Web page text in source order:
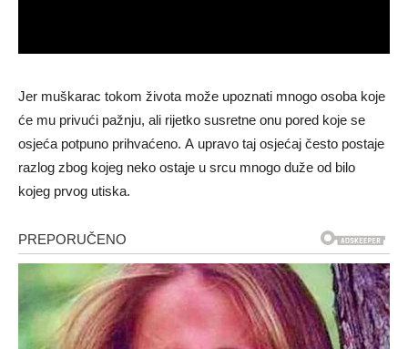
Jer muškarac tokom života može upoznati mnogo osoba koje
će mu privući pažnju, ali rijetko susretne onu pored koje se
osjeća potpuno prihvaćeno. A upravo taj osjećaj često postaje
razlog zbog kojeg neko ostaje u srcu mnogo duže od bilo
kojeg prvog utiska.